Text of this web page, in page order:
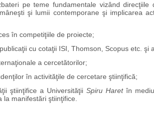
pe teme fundamentale vizând direcţiile
şi lumii contemporane şi implicarea
în competiţiile de proiecte;
cu cotaţii ISI, Thomson, Scopus etc. şi
a cercetătorilor;
în activităţile de cercetare ştiinţifică;
ştiinţifice a Universităţii Spiru Haretîn
la manifestări ştiinţifice.